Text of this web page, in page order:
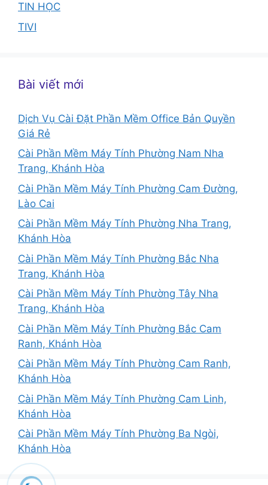
TIN HỌC
TIVI
Bài viết mới
Dịch Vụ Cài Đặt Phần Mềm Office Bản Quyền
Giá Rẻ
Cài Phần Mềm Máy Tính Phường Nam Nha
Trang, Khánh Hòa
Cài Phần Mềm Máy Tính Phường Cam Đường,
Lào Cai
Cài Phần Mềm Máy Tính Phường Nha Trang,
Khánh Hòa
Cài Phần Mềm Máy Tính Phường Bắc Nha
Trang, Khánh Hòa
Cài Phần Mềm Máy Tính Phường Tây Nha
Trang, Khánh Hòa
Cài Phần Mềm Máy Tính Phường Bắc Cam
Ranh, Khánh Hòa
Cài Phần Mềm Máy Tính Phường Cam Ranh,
Khánh Hòa
Cài Phần Mềm Máy Tính Phường Cam Linh,
Khánh Hòa
Cài Phần Mềm Máy Tính Phường Ba Ngòi,
Khánh Hòa